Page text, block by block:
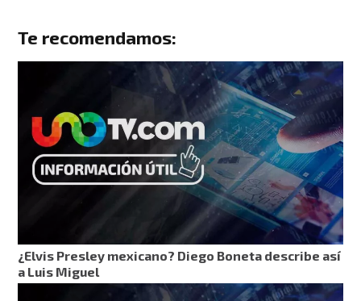
Te recomendamos:
¿Elvis Presley mexicano? Diego Boneta describe así
a Luis Miguel